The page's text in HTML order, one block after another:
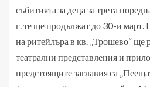
събитията за деца за трета
г. те ще продължат до 30-и март.
на ритейлъра в кв. „Трошево“ ще
театрални представления и
предстоящите заглавия са